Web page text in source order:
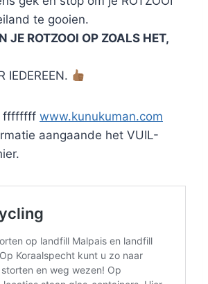
te gooien.
JE ROTZOOI OP ZOALS HET,
IEDEREEN.
ffffffff www.kunukuman.com
aangaande het VUIL-